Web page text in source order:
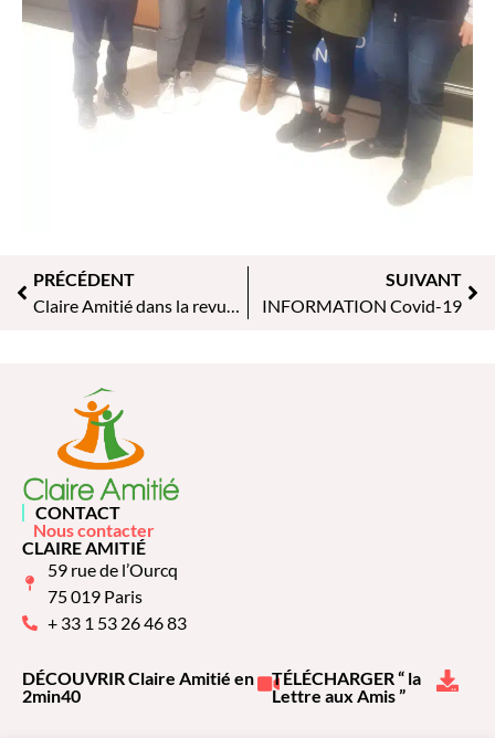
PRÉCÉDENT
Claire Amitié dans la revue Juliette & Victor
SUIVANT
INFORMATION Covid-19
CONTACT
Nous contacter
CLAIRE AMITIÉ
59 rue de l’Ourcq
75 019 Paris
+ 33 1 53 26 46 83
DÉCOUVRIR Claire Amitié en
2min40
TÉLÉCHARGER “ la
Lettre aux Amis ”